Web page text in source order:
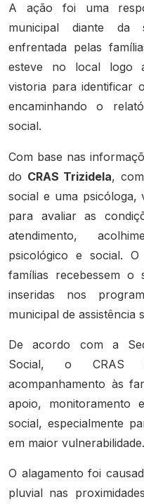
A ação foi uma
municipal diante da
enfrentada pelas
esteve no local logo
vistoria para identificar
encaminhando o
social.
Com base nas
do CRAS Trizidela,
social e uma psicóloga,
para avaliar as
atendimento,
psicológico e social.
famílias recebessem o
inseridas nos
municipal de assistência
De acordo com a
Social, o CRAS
acompanhamento às
apoio, monitoramento
social, especialmente
em maior vulnerabilidade.
O alagamento foi
pluvial nas